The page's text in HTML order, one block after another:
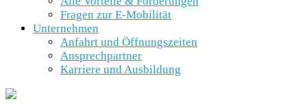
Fragen zur E-Mobilität
Unternehmen
Anfahrt und Öffnungszeiten
Ansprechpartner
Karriere und Ausbildung